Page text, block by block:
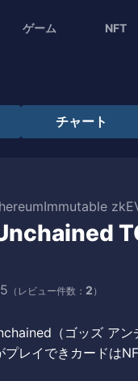
ゲーム NFT
チャート
Immutable
（レビュー件数： 2 ）
（ゴッズ アン
レイできカードは